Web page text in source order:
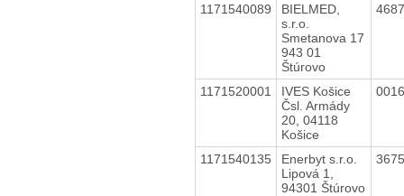
1171540089
BIELMED,
s.r.o.
Smetanova 17
943 01
Štúrovo
1171520001
IVES Košice
Čsl. Armády
20, 04118
Košice
1171540135
Enerbyt s.r.o.
Lipová 1,
94301 Štúrovo